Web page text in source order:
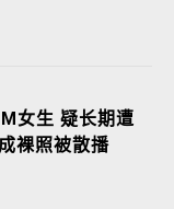
女生 疑长期遭
裸照被散播